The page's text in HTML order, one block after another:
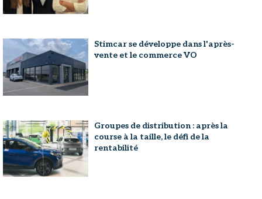
Stimcar se développe dans l'après-
vente et le commerce VO
Groupes de distribution : après la
course à la taille, le défi de la
rentabilité